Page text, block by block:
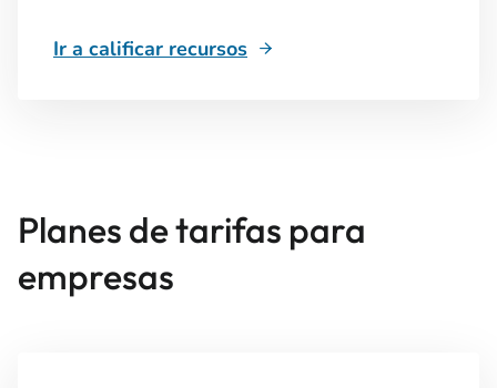
Ir a calificar recursos
Planes de tarifas para
empresas